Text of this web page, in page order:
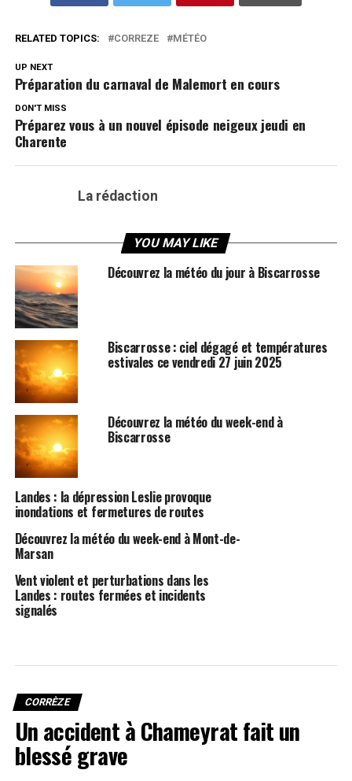
RELATED TOPICS: CORREZE MÉTÉO
UP NEXT
Préparation du carnaval de Malemort en cours
DON'T MISS
Préparez vous à un nouvel épisode neigeux jeudi en
Charente
La rédaction
YOU MAY LIKE
Découvrez la météo du jour à Biscarrosse
Biscarrosse : ciel dégagé et températures
estivales ce vendredi 27 juin 2025
Découvrez la météo du week-end à
Biscarrosse
Landes : la dépression Leslie provoque
inondations et fermetures de routes
Découvrez la météo du week-end à Mont-de-
Marsan
Vent violent et perturbations dans les
Landes : routes fermées et incidents
signalés
CORRÈZE
Un accident à Chameyrat fait un
blessé grave